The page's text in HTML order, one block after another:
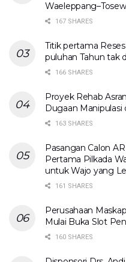
167 SHARES
Titik pertama
puluhan Tahun tak
166 SHARES
Proyek Rehab
Dugaan Manipulasi
163 SHARES
Pasangan Calon
Pertama Pilkada
untuk Wajo yang
161 SHARES
Perusahaan
Mulai Buka Slot
160 SHARES